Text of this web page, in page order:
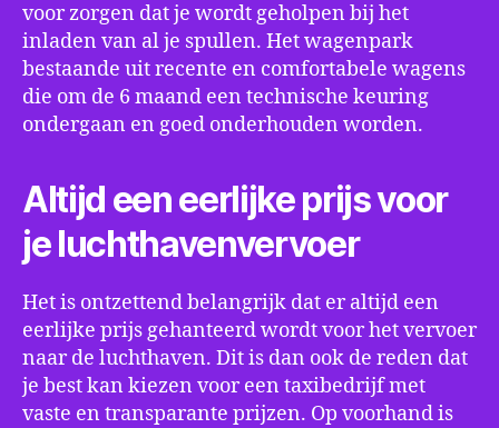
voor zorgen dat je wordt geholpen bij het
inladen van al je spullen. Het wagenpark
bestaande uit recente en comfortabele wagens
die om de 6 maand een technische keuring
ondergaan en goed onderhouden worden.
Altijd een eerlijke prijs voor
je luchthavenvervoer
Het is ontzettend belangrijk dat er altijd een
eerlijke prijs gehanteerd wordt voor het vervoer
naar de luchthaven. Dit is dan ook de reden dat
je best kan kiezen voor een taxibedrijf met
vaste en transparante prijzen. Op voorhand is